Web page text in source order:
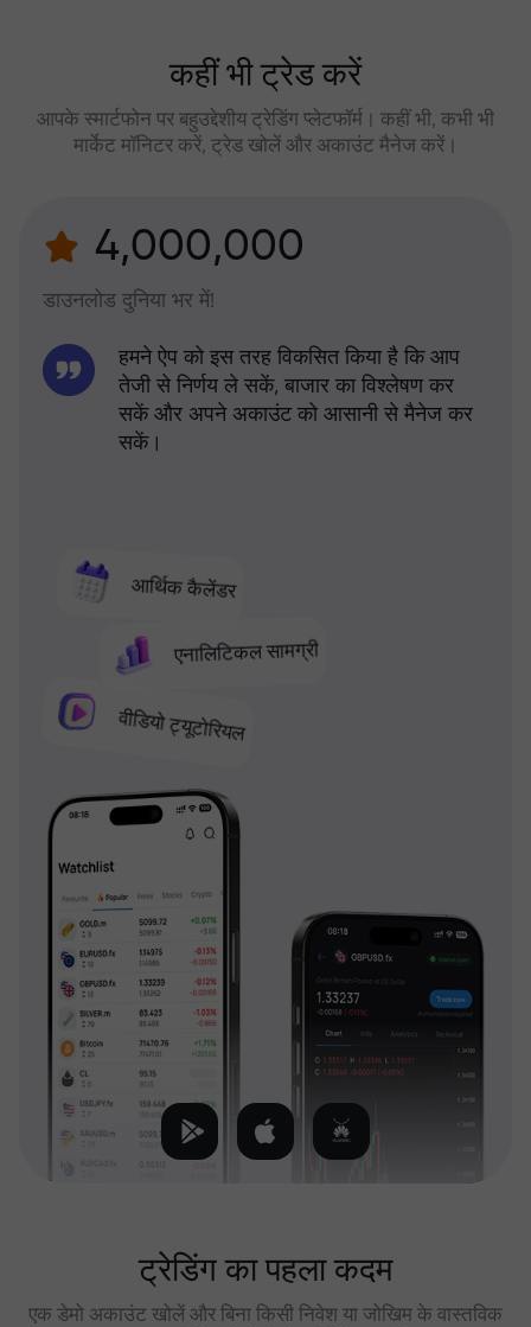
कहीं भी ट्रेड करें
आपके स्मार्टफोन पर बहुउद्देशीय ट्रेडिंग प्लेटफॉर्म। कहीं भी, कभी भी
मार्केट मॉनिटर करें, ट्रेड खोलें और अकाउंट मैनेज करें।
4,000,000
डाउनलोड दुनिया भर में!
आर्थिक कैलेंडर
एनालिटिकल सामग्री
वीडियो ट्यूटोरियल
हमने ऐप को इस तरह विकसित किया है कि आप
तेजी से निर्णय ले सकें, बाजार का विश्लेषण कर
सकें और अपने अकाउंट को आसानी से मैनेज कर
सकें।
ट्रेडिंग का पहला कदम
एक डेमो अकाउंट खोलें और बिना किसी निवेश या जोखिम के वास्तविक